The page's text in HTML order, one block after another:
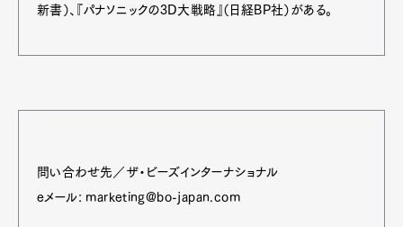
新書）、『パナソニックの3D大戦略』（日経BP社）がある。
問い合わせ先／ザ・ビーズインターナショナル
eメール: marketing@bo-japan.com